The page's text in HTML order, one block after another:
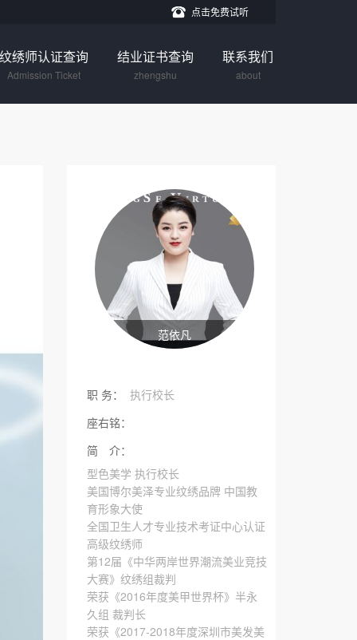
点击免费试听
纹绣师认证查询
Admission Ticket
结业证书查询
zhengshu
联系我们
about
范依凡
职 务：
执行校长
座右铭：
简 介：
型色美学 执行校长
美国博尔美泽专业纹绣品牌 中国教
育形象大使
全国卫生人才专业技术考证中心认证
高级纹绣师
第12届《中华两岸世界潮流美业竞技
大赛》纹绣组裁判
荣获《2016年度美甲世界杯》半永
久组 裁判长
荣获《2017-2018年度深圳市美发美